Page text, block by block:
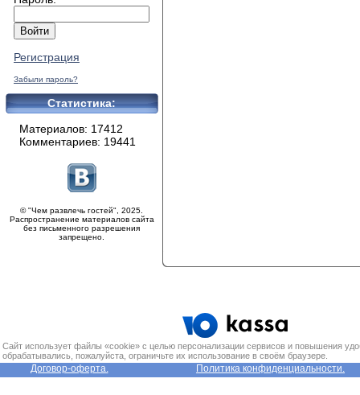
Регистрация
Забыли пароль?
Статистика:
Материалов: 17412
Комментариев: 19441
© "Чем развлечь гостей", 2025.
Распространение материалов сайта
без письменного разрешения
запрещено.
Сайт использует файлы «cookie» с целью персонализации сервисов и повышения
обрабатывались, пожалуйста, ограничьте их использование в своём браузере.
Договор-оферта. Политика конфиденциальности.